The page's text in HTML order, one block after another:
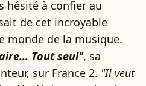
hésité à confier au
de cet incroyable
monde de la musique.
Tout seul", sa
sur France 2. "Il veut